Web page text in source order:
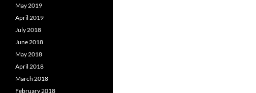
May 2019
April 2019
July 2018
June 2018
May 2018
April 2018
March 2018
February 2018